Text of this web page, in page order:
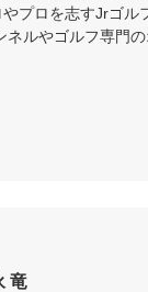
プロを志すJrゴル
ネルやゴルフ専門
竜